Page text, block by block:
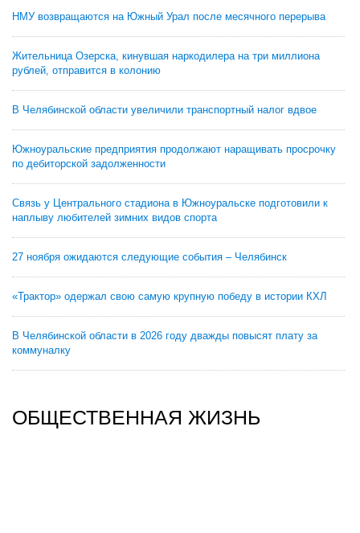
НМУ возвращаются на Южный Урал после месячного перерыва
Жительница Озерска, кинувшая наркодилера на три миллиона
рублей, отправится в колонию
В Челябинской области увеличили транспортный налог вдвое
Южноуральские предприятия продолжают наращивать просрочку
по дебиторской задолженности
Связь у Центрального стадиона в Южноуральске подготовили к
наплыву любителей зимних видов спорта
27 ноября ожидаются следующие события – Челябинск
«Трактор» одержал свою самую крупную победу в истории КХЛ
В Челябинской области в 2026 году дважды повысят плату за
коммуналку
ОБЩЕСТВЕННАЯ ЖИЗНЬ